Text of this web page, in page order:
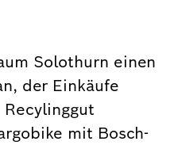
Solothurn einen
der Einkäufe
mit Bosch-